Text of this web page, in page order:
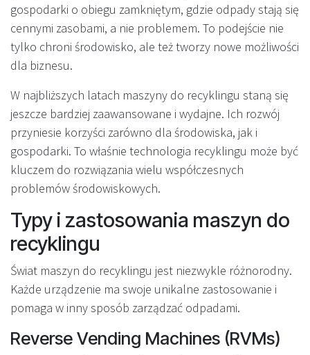
gospodarki o obiegu zamkniętym, gdzie odpady stają się
cennymi zasobami, a nie problemem. To podejście nie
tylko chroni środowisko, ale też tworzy nowe możliwości
dla biznesu.
W najbliższych latach maszyny do recyklingu staną się
jeszcze bardziej zaawansowane i wydajne. Ich rozwój
przyniesie korzyści zarówno dla środowiska, jak i
gospodarki. To właśnie technologia recyklingu może być
kluczem do rozwiązania wielu współczesnych
problemów środowiskowych.
Typy i zastosowania maszyn do
recyklingu
Świat maszyn do recyklingu jest niezwykle różnorodny.
Każde urządzenie ma swoje unikalne zastosowanie i
pomaga w inny sposób zarządzać odpadami.
Reverse Vending Machines (RVMs)